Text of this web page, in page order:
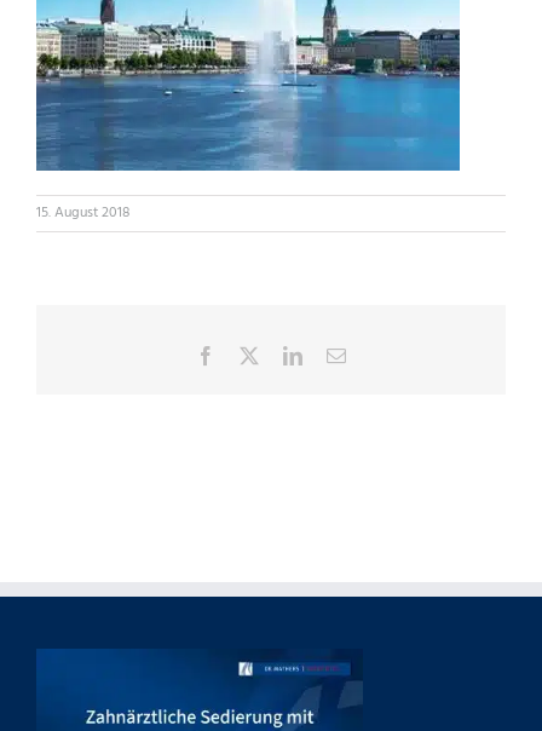
15. August 2018
Facebook LinkedIn
E-